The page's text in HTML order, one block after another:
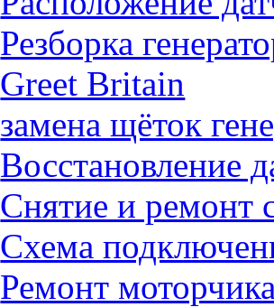
Резборка
Greet Britain
замена щёток
Восстановление
Снятие и ремонт
Схема
Ремонт